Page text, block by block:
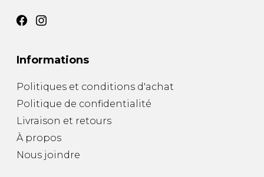
Informations
Politiques et conditions d'achat
Politique de confidentialité
Livraison et retours
À propos
Nous joindre